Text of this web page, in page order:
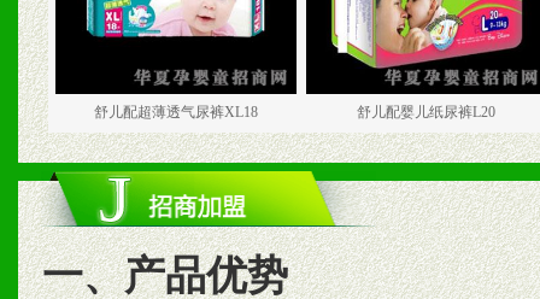
舒儿配超薄透气尿裤XL18 舒儿配婴儿纸尿裤L20
一、产品优势